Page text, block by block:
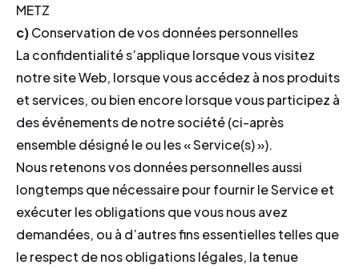
METZ
c)Conservation de vos données personnelles
La confidentialité s’applique lorsque vous visitez
notre site Web, lorsque vous accédez à nos produits
et services, ou bien encore lorsque vous participez à
des événements de notre société (ci-après
ensemble désigné le ou les « Service(s) »).
Nous retenons vos données personnelles aussi
longtemps que nécessaire pour fournir le Service et
exécuter les obligations que vous nous avez
demandées, ou à d’autres fins essentielles telles que
le respect de nos obligations légales, la tenue